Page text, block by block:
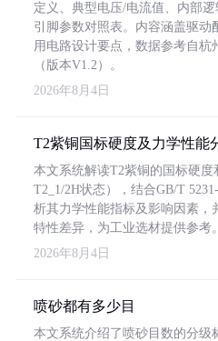
定义、典型电压/电流值、内部
引脚参数对照表。内容涵盖驱动
用电路设计要点，数据参考自杭
（版本V1.2）。
2026年8月4日
T2紫铜国标硬度及力学性能
本文系统解读T2紫铜的国标硬度
T2_1/2H状态），结合GB/T
析其力学性能指标及影响因素，
特性差异，为工业选材提供参考。
2026年8月4日
喷砂都有多少目
本文系统介绍了喷砂目数的分级